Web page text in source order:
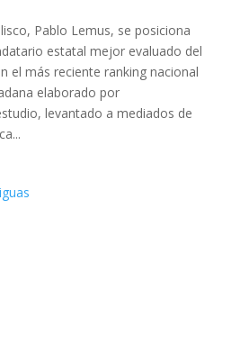
Pablo Lemus, se posiciona
estatal mejor evaluado del
el más reciente ranking nacional
elaborado por
levantado a mediados de